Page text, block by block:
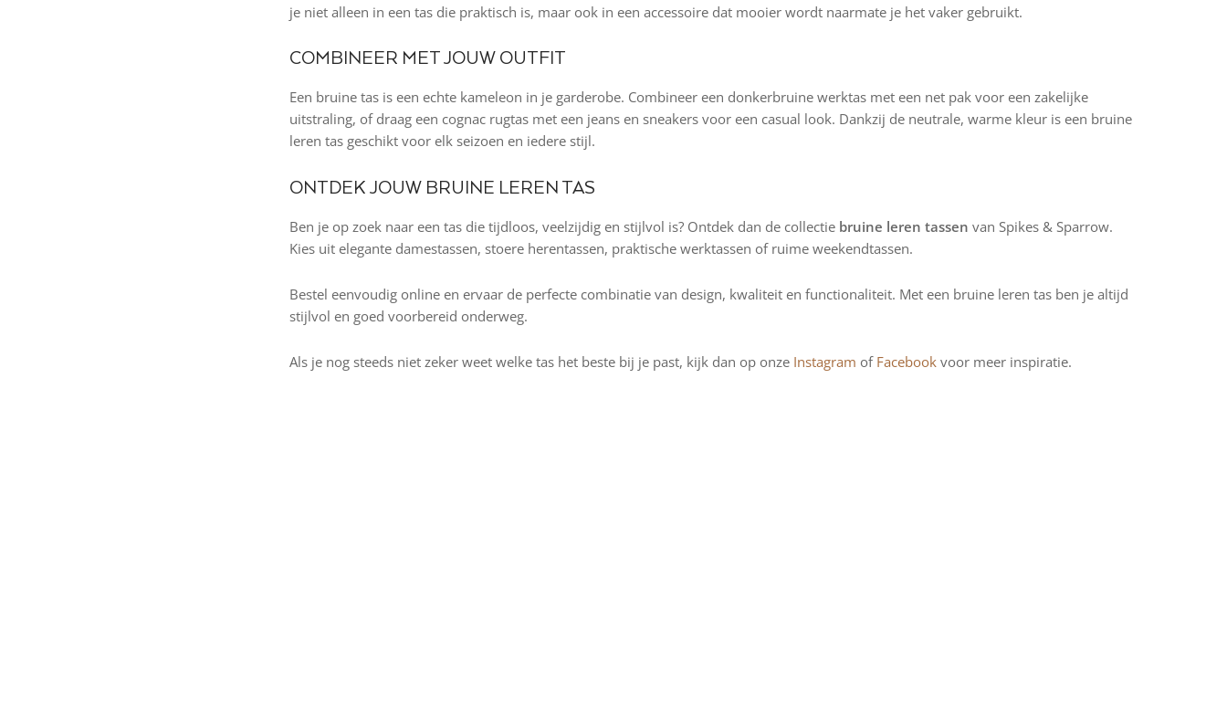
je niet alleen in een tas die praktisch is, maar ook in een accessoire dat mooier wordt naarmate je het vaker gebruikt.
COMBINEER MET JOUW OUTFIT
Een bruine tas is een echte kameleon in je garderobe. Combineer een donkerbruine werktas met een net pak voor een zakelijke
uitstraling, of draag een cognac rugtas met een jeans en sneakers voor een casual look. Dankzij de neutrale, warme kleur is een bruine
leren tas geschikt voor elk seizoen en iedere stijl.
ONTDEK JOUW BRUINE LEREN TAS
Ben je op zoek naar een tas die tijdloos, veelzijdig en stijlvol is? Ontdek dan de collectie bruine leren tassen van Spikes & Sparrow.
Kies uit elegante damestassen, stoere herentassen, praktische werktassen of ruime weekendtassen.
Bestel eenvoudig online en ervaar de perfecte combinatie van design, kwaliteit en functionaliteit. Met een bruine leren tas ben je altijd
stijlvol en goed voorbereid onderweg.
Als je nog steeds niet zeker weet welke tas het beste bij je past, kijk dan op onze Instagram of Facebook voor meer inspiratie.